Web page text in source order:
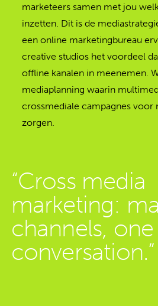
marketeers samen met jou
inzetten. Dit is de
een online marketingbureau
creative studios het voordeel
offline kanalen in meenemen.
mediaplanning waarin
crossmediale campagnes voor
zorgen.
“Cross media
marketing:
channels, one
conversation.”